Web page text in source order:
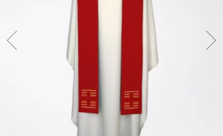
SUBMENU (SUTANNY I DODATKI )
SUBMENU (POZOSTAŁE )